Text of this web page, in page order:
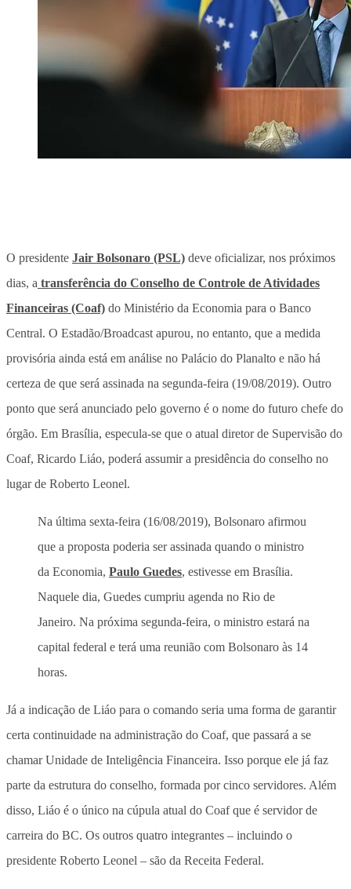
O presidente Jair Bolsonaro (PSL) deve oficializar, nos próximos
dias, a transferência do Conselho de Controle de Atividades
Financeiras (Coaf) do Ministério da Economia para o Banco
Central. O Estadão/Broadcast apurou, no entanto, que a medida
provisória ainda está em análise no Palácio do Planalto e não há
certeza de que será assinada na segunda-feira (19/08/2019). Outro
ponto que será anunciado pelo governo é o nome do futuro chefe do
órgão. Em Brasília, especula-se que o atual diretor de Supervisão do
Coaf, Ricardo Liáo, poderá assumir a presidência do conselho no
lugar de Roberto Leonel.
Na última sexta-feira (16/08/2019), Bolsonaro afirmou
que a proposta poderia ser assinada quando o ministro
da Economia, Paulo Guedes, estivesse em Brasília.
Naquele dia, Guedes cumpriu agenda no Rio de
Janeiro. Na próxima segunda-feira, o ministro estará na
capital federal e terá uma reunião com Bolsonaro às 14
horas.
Já a indicação de Liáo para o comando seria uma forma de garantir
certa continuidade na administração do Coaf, que passará a se
chamar Unidade de Inteligência Financeira. Isso porque ele já faz
parte da estrutura do conselho, formada por cinco servidores. Além
disso, Liáo é o único na cúpula atual do Coaf que é servidor de
carreira do BC. Os outros quatro integrantes – incluindo o
presidente Roberto Leonel – são da Receita Federal.